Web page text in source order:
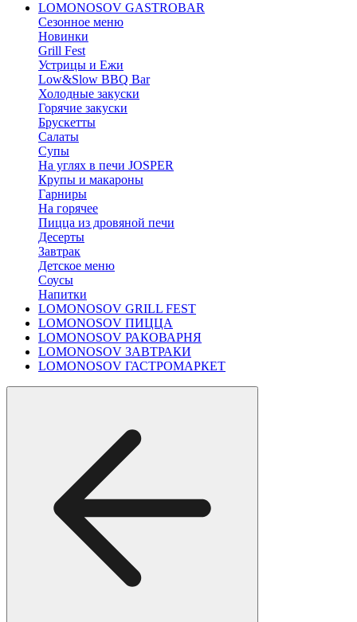
LOMONOSOV GASTROBAR
Сезонное меню
Новинки
Grill Fest
Устрицы и Ежи
Low&Slow BBQ Bar
Холодные закуски
Горячие закуски
Брускетты
Салаты
Супы
На углях в печи JOSPER
Крупы и макароны
Гарниры
На горячее
Пицца из дровяной печи
Десерты
Завтрак
Детское меню
Соусы
Напитки
LOMONOSOV GRILL FEST
LOMONOSOV ПИЦЦА
LOMONOSOV РАКОВАРНЯ
LOMONOSOV ЗАВТРАКИ
LOMONOSOV ГАСТРОМАРКЕТ